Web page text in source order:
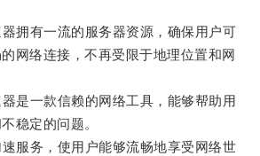
有一流的服务器资源，确保用户可
网络连接，不再受限于地理位置和网
一款信赖的网络工具，能够帮助用
稳定的问题。
务，使用户能够流畅地享受网络世